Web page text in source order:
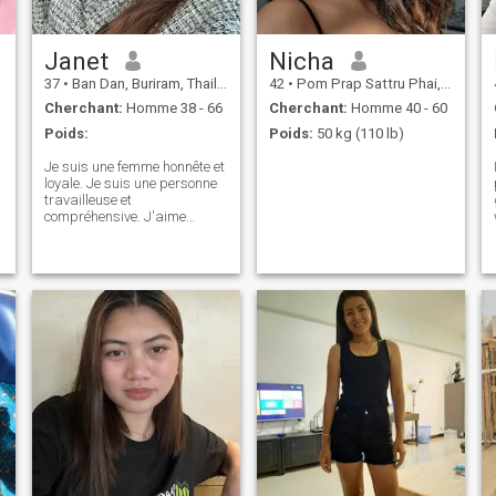
Janet
37 • Ban Dan, Buriram, Thailande
Cherchant: Homme 38 - 66
Poids:
Je suis une femme honnête et
loyale. Je suis une personne
travailleuse et
compréhensive. J'aime
j'aimerais être. Je ne suis
qu'une simple et gentille
dame. Je m'assure toujours
d'avoir un esprit sain et un
mode de vie sain, je vais à la
gym aussi souvent que je
peux et je garde un Je serai
votre dépendance, votre
drogue si vous me laissez. Si
tu es bon avec moi, je suis
entièrement à toi. Tu es mon
homme le plus populaire et je
suis ton plus grand fan. Je
Nicha
42 • Pom Prap Sattru Phai, Bangkok, Thailande
Cherchant: Homme 40 - 60
Poids: 50 kg (110 lb)